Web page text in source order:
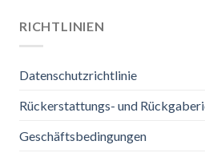
RICHTLINIEN
Datenschutzrichtlinie
Rückerstattungs- und
Geschäftsbedingungen